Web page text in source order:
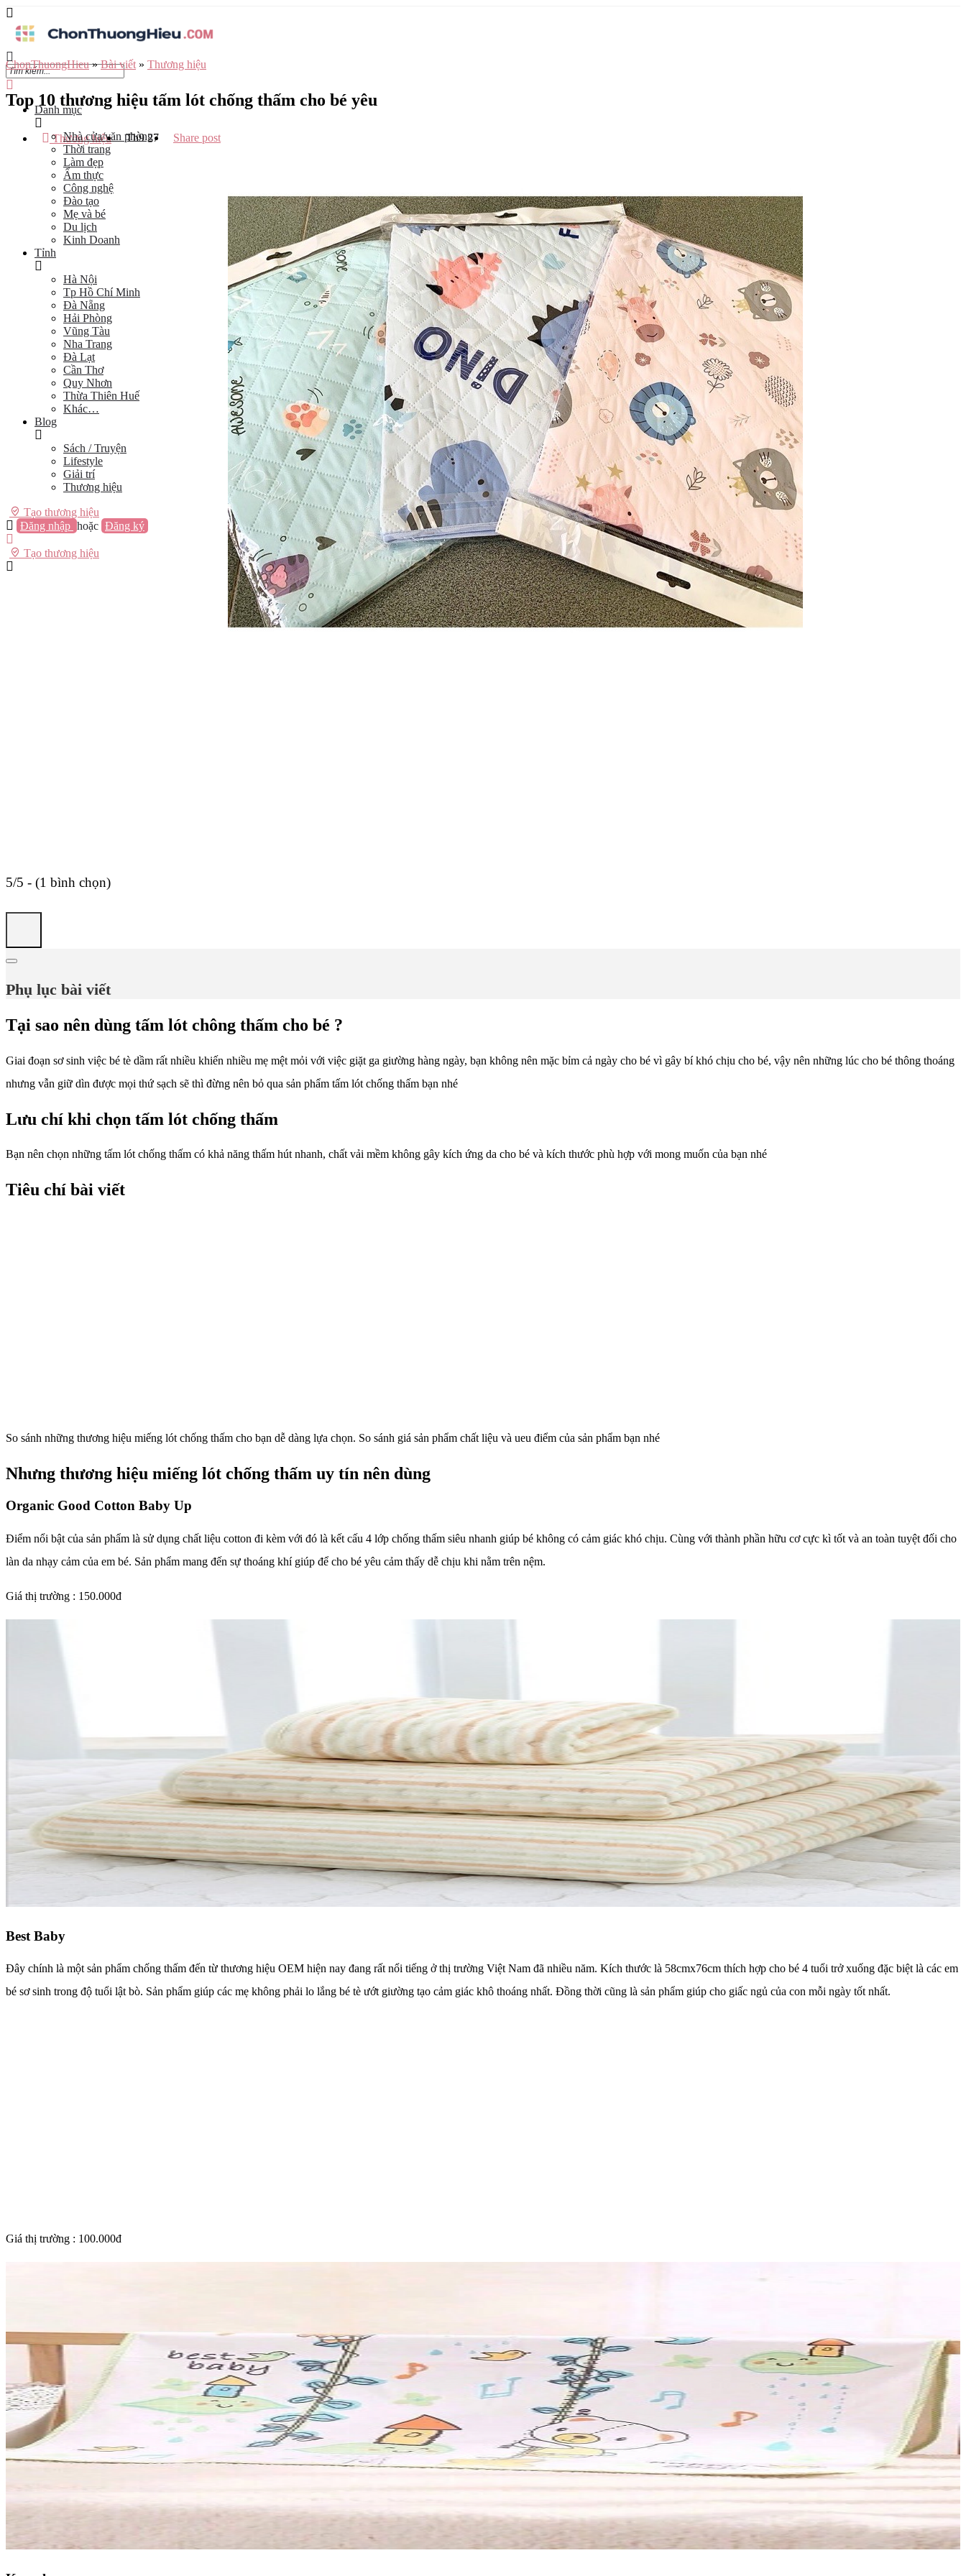
Danh mục
Nhà cửa/văn phòng
Thời trang
Làm đẹp
Ẩm thực
Công nghệ
Đào tạo
Mẹ và bé
Du lịch
Kinh Doanh
Tỉnh
Hà Nội
Tp Hồ Chí Minh
Đà Nẵng
Hải Phòng
Vũng Tàu
Nha Trang
Đà Lạt
Cần Thơ
Quy Nhơn
Thừa Thiên Huế
Khác…
Blog
Sách / Truyện
Lifestyle
Giải trí
Thương hiệu
Tạo thương hiệu
Đăng nhập hoặc Đăng ký
Tạo thương hiệu
ChonThuongHieu»Bài viết » Thương hiệu
Top 10 thương hiệu tấm lót chống thấm cho bé yêu
Thương hiệu Th9 27 Share post
5/5 - (1 bình chọn)
Phụ lục bài viết
Tại sao nên dùng tấm lót chông thấm cho bé ?
Giai đoạn sơ sinh việc bé tè dầm rất nhiều khiến nhiều mẹ mệt mỏi với việc giặt ga giường hàng ngày, bạn không nên mặc bỉm cả ngày cho bé vì gây bí khó chịu cho bé, vậy nên những lúc cho bé thông thoáng
nhưng vẫn giữ dìn được mọi thứ sạch sẽ thì đừng nên bỏ qua sản phẩm tấm lót chống thấm bạn nhé
Lưu chí khi chọn tấm lót chống thấm
Bạn nên chọn những tấm lót chống thấm có khả năng thấm hút nhanh, chất vải mềm không gây kích ứng da cho bé và kích thước phù hợp với mong muốn của bạn nhé
Tiêu chí bài viết
So sánh những thương hiệu miếng lót chống thấm cho bạn dễ dàng lựa chọn. So sánh giá sản phẩm chất liệu và ueu điểm của sản phẩm bạn nhé
Nhưng thương hiệu miếng lót chống thấm uy tín nên dùng
Organic Good Cotton Baby Up
Điểm nổi bật của sản phẩm là sử dụng chất liệu cotton đi kèm với đó là kết cấu 4 lớp chống thấm siêu nhanh giúp bé không có cảm giác khó chịu. Cùng với thành phần hữu cơ cực kì tốt và an toàn tuyệt đối cho
làn da nhạy cảm của em bé. Sản phẩm mang đến sự thoáng khí giúp để cho bé yêu cảm thấy dễ chịu khi nằm trên nệm.
Giá thị trường : 150.000đ
Best Baby
Đây chính là một sản phẩm chống thấm đến từ thương hiệu OEM hiện nay đang rất nổi tiếng ở thị trường Việt Nam đã nhiều năm. Kích thước là 58cmx76cm thích hợp cho bé 4 tuổi trở xuống đặc biệt là các em
bé sơ sinh trong độ tuổi lật bò. Sản phẩm giúp các mẹ không phải lo lắng bé tè ướt giường tạo cảm giác khô thoáng nhất. Đồng thời cũng là sản phẩm giúp cho giấc ngủ của con mỗi ngày tốt nhất.
Giá thị trường : 100.000đ